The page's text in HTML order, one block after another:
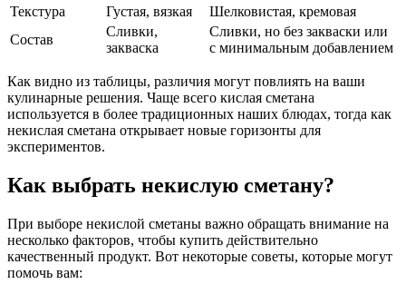
Текстура
Густая, вязкая
Шелковистая, кремовая
Состав
Сливки,
закваска
Сливки, но без закваски или
с минимальным добавлением
Как видно из таблицы, различия могут повлиять на ваши
кулинарные решения. Чаще всего кислая сметана
используется в более традиционных наших блюдах, тогда как
некислая сметана открывает новые горизонты для
экспериментов.
Как выбрать некислую сметану?
При выборе некислой сметаны важно обращать внимание на
несколько факторов, чтобы купить действительно
качественный продукт. Вот некоторые советы, которые могут
помочь вам: